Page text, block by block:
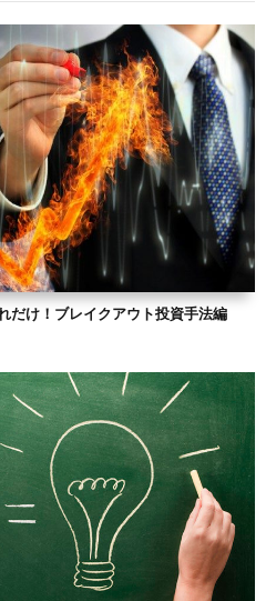
だけ！ブレイクアウト投資手法編